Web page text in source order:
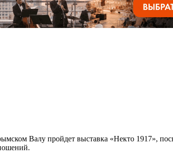
Валу пройдет выставка «Некто 1917»,